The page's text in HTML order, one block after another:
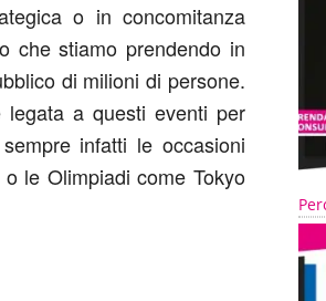
o in concomitanza
che stiamo prendendo in
di milioni di persone.
a questi eventi per
infatti le occasioni
le Olimpiadi come Tokyo